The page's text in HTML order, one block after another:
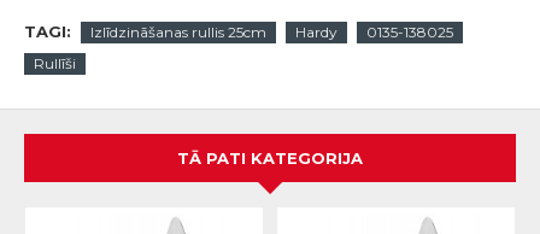
TAGI: Izlīdzināšanas rullis 25cm Hardy
0135-138025
Rullīši
TĀ PATI KATEGORIJA